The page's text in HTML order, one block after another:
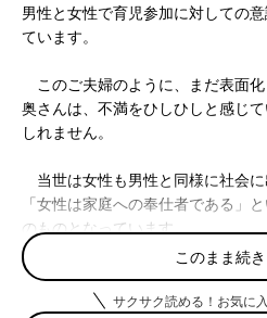
男性と女性で育児参加に対しての
ています。
このご夫婦のように、まだ表面
奥さんは、不満をひしひしと感じ
しれません。
当世は女性も男性と同様に社会に
「女性は家庭への奉仕者である」
のものとなっています。
そんな女性の意識からすると、「
たり、どうしても女性の役割が大
このまま続
サクサク読める！お気に